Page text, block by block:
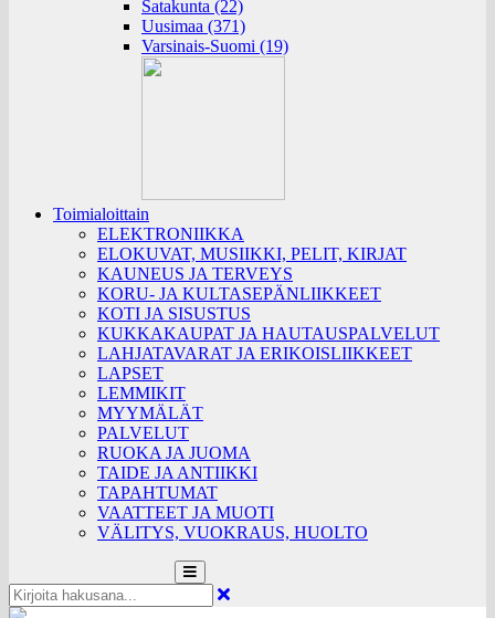
Satakunta (22)
Uusimaa (371)
Varsinais-Suomi (19)
Toimialoittain
ELEKTRONIIKKA
ELOKUVAT, MUSIIKKI, PELIT, KIRJAT
KAUNEUS JA TERVEYS
KORU- JA KULTASEPÄNLIIKKEET
KOTI JA SISUSTUS
KUKKAKAUPAT JA HAUTAUSPALVELUT
LAHJATAVARAT JA ERIKOISLIIKKEET
LAPSET
LEMMIKIT
MYYMÄLÄT
PALVELUT
RUOKA JA JUOMA
TAIDE JA ANTIIKKI
TAPAHTUMAT
VAATTEET JA MUOTI
VÄLITYS, VUOKRAUS, HUOLTO